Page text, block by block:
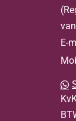
E-